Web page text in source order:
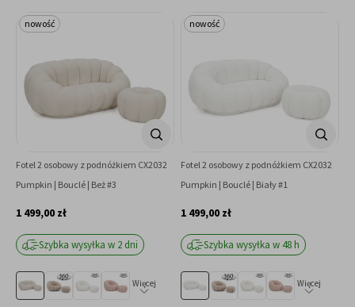
Fotel 2 osobowy z podnóżkiem CX2032
Pumpkin | Bouclé | Beż #3
1 499,00 zł
Szybka wysyłka w 2 dni
nowość
Więcej
Fotel 2 osobowy z podnóżkiem CX2032
Pumpkin | Bouclé | Biały #1
1 499,00 zł
Szybka wysyłka w 48 h
nowość
Więcej